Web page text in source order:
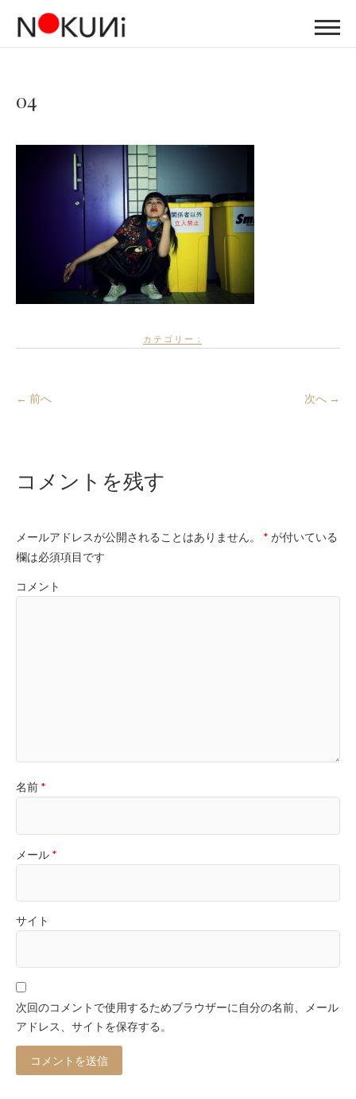
04
カテゴリー :
← 前へ 次へ →
コメントを残す
メールアドレスが公開されることはありません。 * が付いている
欄は必須項目です
コメント
名前 *
メール *
サイト
次回のコメントで使用するためブラウザーに自分の名前、メール
アドレス、サイトを保存する。